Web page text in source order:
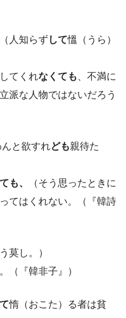
人知らずして慍（うら）
てくれなくても
、不満に
派な人物ではないだろう
と欲すれども親待た
も、
（そう思ったときに
てはくれない。（『韓詩
莫し。）
（『韓非子』）
て惰（おこた）る者は貧